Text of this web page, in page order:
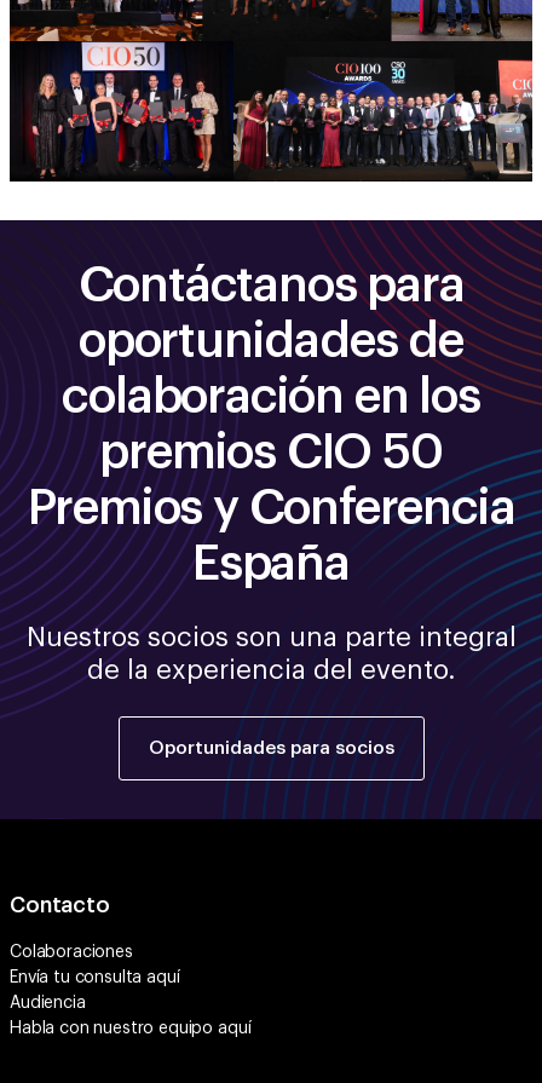
Contáctanos para
oportunidades de
colaboración en los
premios CIO 50
Premios y Conferencia
España
Nuestros socios son una parte integral
de la experiencia del evento.
Oportunidades para socios
Contacto
Colaboraciones
Envía tu consultaaquí
Audiencia
Habla con nuestro equipo aquí